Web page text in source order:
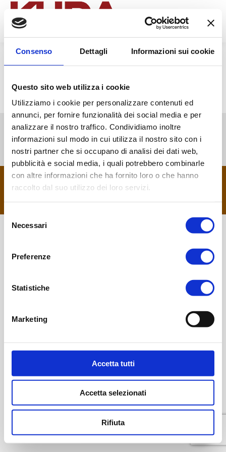
Consenso Dettagli Informazioni sui cookie
Questo sito web utilizza i cookie
Utilizziamo i cookie per personalizzare contenuti ed
annunci, per fornire funzionalità dei social media e per
analizzare il nostro traffico. Condividiamo inoltre
informazioni sul modo in cui utilizza il nostro sito con i
nostri partner che si occupano di analisi dei dati web,
pubblicità e social media, i quali potrebbero combinarle
con altre informazioni che ha fornito loro o che hanno
raccolto dal suo utilizzo dei loro servizi.
Selezione
delNecessari
Preferenze
Statistiche
Marketing
Accetta tutti
Accetta selezionati
Rifiuta
Search:
Copyright 2024 - Kuda Tour Operator è un marchio di Maestro
Viaggi e Turismo S.r.l. Licenza: Viaggi di Majorana, numero
footer menu